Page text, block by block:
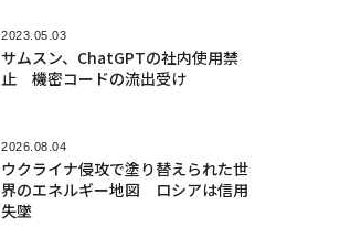
2023.05.03
サムスン、ChatGPTの社内使用禁
止 機密コードの流出受け
2026.08.04
ウクライナ侵攻で塗り替えられた世
界のエネルギー地図 ロシアは信用
失墜